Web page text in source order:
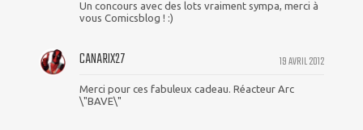
Un concours avec des lots vraiment sympa, merci à
vous Comicsblog ! :)
19 AVRIL 2012
CANARIX27
Merci pour ces fabuleux cadeau. Réacteur Arc
\"BAVE\"